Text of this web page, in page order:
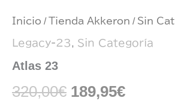
Inicio /Tienda Akkeron / Sin
Legacy-23, Sin Categoría
Atlas 23
320,00€ 189,95€